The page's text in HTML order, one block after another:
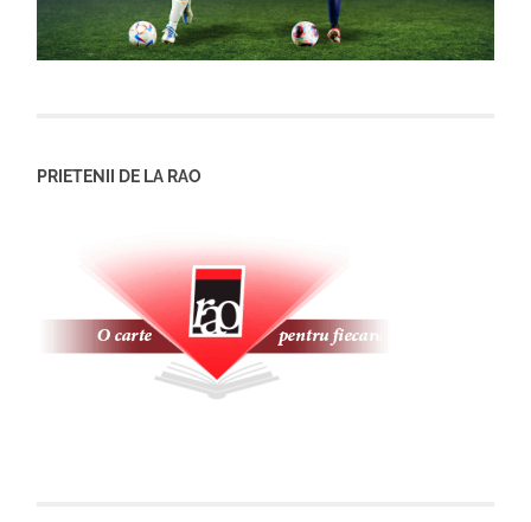
PRIETENII DE LA RAO